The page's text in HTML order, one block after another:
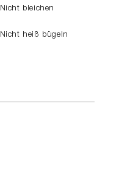
Nicht bleichen
Nicht heiß bügeln